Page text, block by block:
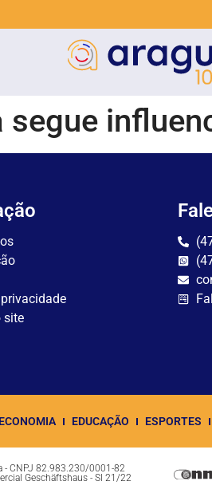
site
ECONOMIA EDUCAÇÃO ESPORTES
- CNPJ 82.983.230/0001-82
Geschäftshaus - Sl 21/22